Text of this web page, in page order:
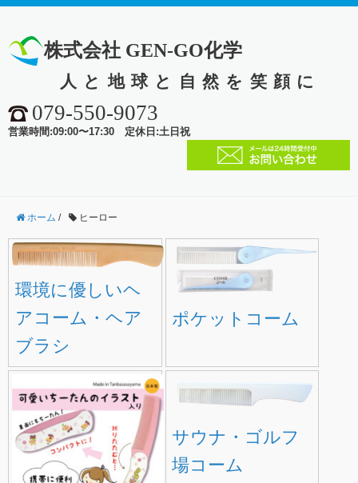
株式会社 GEN-GO化学
人と地球と自然を笑顔に
079-550-9073
営業時間:09:00〜17:30 定休日:土日祝
ホーム / ヒーロー
環境に優しいヘ
アコーム・ヘア
ブラシ
ポケットコーム
サウナ・ゴルフ
場コーム